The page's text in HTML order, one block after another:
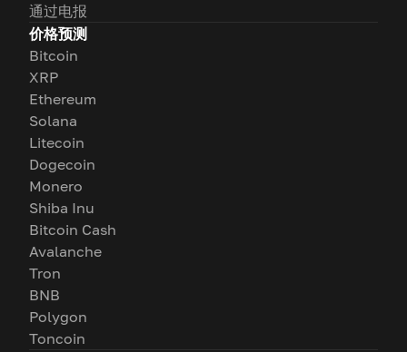
通过电报
价格预测
Bitcoin
XRP
Ethereum
Solana
Litecoin
Dogecoin
Monero
Shiba Inu
Bitcoin Cash
Avalanche
Tron
BNB
Polygon
Toncoin